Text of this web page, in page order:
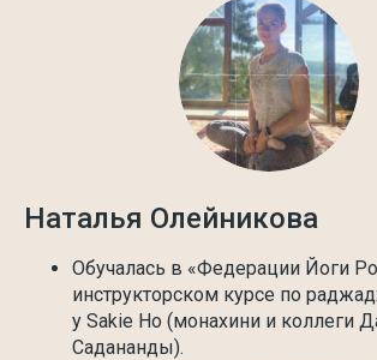
Наталья Олейникова
Обучалась в «Федерации Йоги
инструкторском курсе по
у Sakie Ho (монахини и коллеги
Садананды).